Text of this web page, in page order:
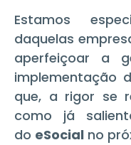
Estamos
daquelas
aperfeiçoar a
implementação
que, a rigor se
como já
do eSocial no